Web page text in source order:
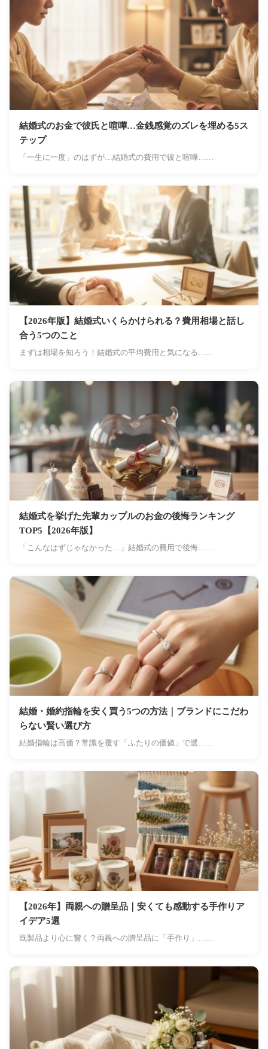
結婚式のお金で彼氏と喧嘩…金銭感覚のズレを埋める5ス
テップ
「一生に一度」のはずが…結婚式の費用で彼と喧嘩……
【2026年版】結婚式いくらかけられる？費用相場と話し
合う5つのこと
まずは相場を知ろう！結婚式の平均費用と気になる……
結婚式を挙げた先輩カップルのお金の後悔ランキング
TOP5【2026年版】
「こんなはずじゃなかった…」結婚式の費用で後悔……
結婚・婚約指輪を安く買う5つの方法｜ブランドにこだわ
らない賢い選び方
結婚指輪は高価？常識を覆す「ふたりの価値」で選……
【2026年】両親への贈呈品｜安くても感動する手作りア
イデア5選
既製品より心に響く？両親への贈呈品に「手作り」……